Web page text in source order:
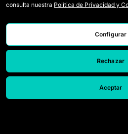
Matchs
Classement
Statistiques
consulta nuestra Política de Privacidad y
Configurar
Rechazar
Aceptar